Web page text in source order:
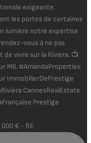
000 € - RE